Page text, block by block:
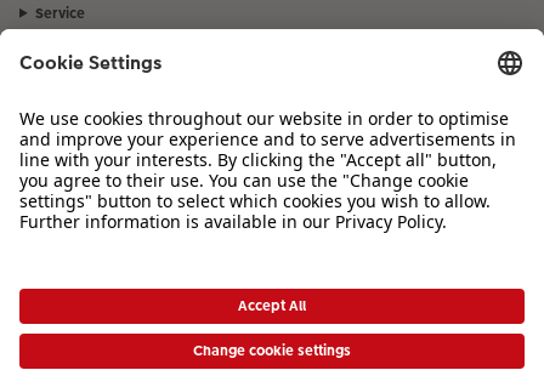
Service
Sortiment
Inspiration
Bei Fragen zu Produkten oder der Bestellung können Sie uns gerne von